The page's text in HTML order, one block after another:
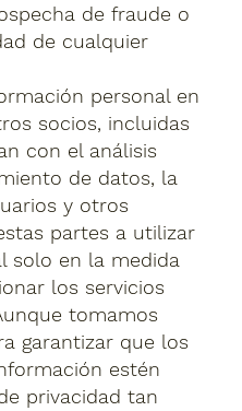
de fraude o
de cualquier
personal en
socios, incluidas
con el análisis
de datos, la
y otros
partes a utilizar
solo en la medida
los servicios
tomamos
garantizar que los
estén
privacidad tan